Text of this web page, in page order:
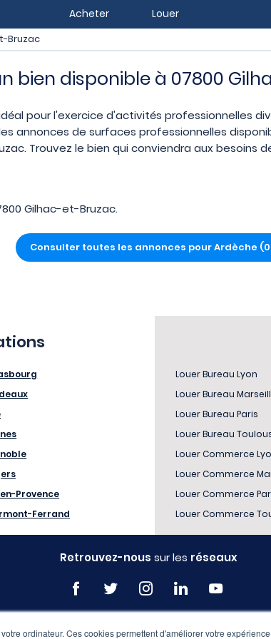
ordinateur. Ces cookies permettent d'améliorer votre
Acheter Louer
Bruzac
bien disponible à 07800
pour l'exercice d'activités professionnelles
annonces de surfaces professionnelles
Trouvez le bien qui conviendra aux besoins
Gilhac-et-Bruzac.
Consulter toutes les annonces pour Ardèche
Provence
Ferrand
Louer Bureau Lyon
Louer Bureau
Louer Bureau Paris
Louer Bureau
Louer Commerce
Louer Commerce
Louer Commerce
Louer Commerce
Retrouvez-nous sur les réseaux